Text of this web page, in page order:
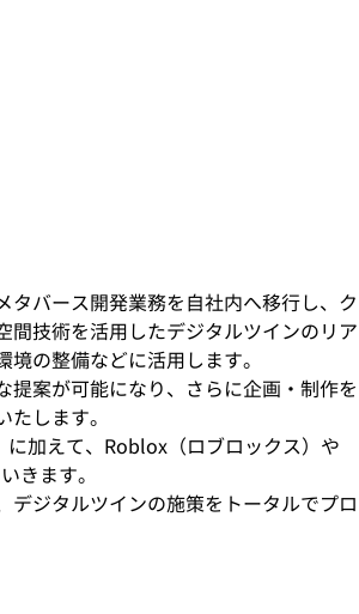
バース開発業務を自社内へ移行し、ク
技術を活用したデジタルツインのリア
の整備などに活用します。
案が可能になり、さらに企画・制作を
します。
加えて、Roblox（ロブロックス）や
きます。
ジタルツインの施策をトータルでプロ